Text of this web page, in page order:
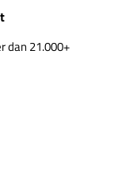
dan 21.000+